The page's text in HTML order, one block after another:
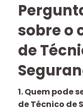
sobre o
de
1. Quem pode
de Técnico de